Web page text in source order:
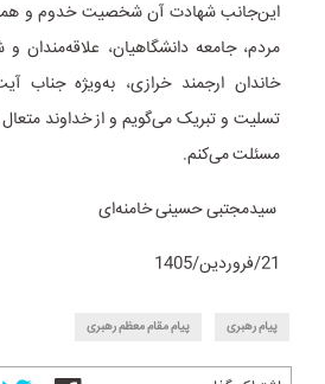
این‌جانب شهادت آن شخصیت خدوم و
مردم، جامعه دانشگاهیان، علاقه‌مندان و
خاندان ارجمند خرازی، به‌ویژه جناب
تسلیت و تبریک می‌گویم و از خداوند متعال
مسئلت می‌کنم.
سیدمجتبی حسینی خامنه‌ای
21/فروردین/1405
پیام رهبری پیام مقام معظم رهبری